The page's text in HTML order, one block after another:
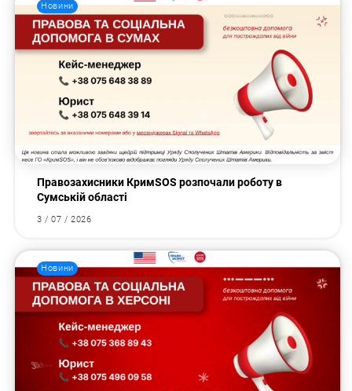
Новини
Правозахисники КримSOS розпочали роботу в
Сумській області
3 / 07 / 2026
Новини